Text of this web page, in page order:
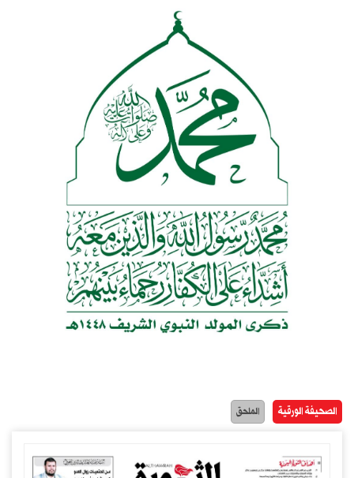
الصحيفة الورقية الملحق